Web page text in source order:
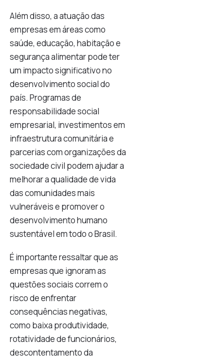
Além disso, a atuação das
empresas em áreas como
saúde, educação, habitação e
segurança alimentar pode ter
um impacto significativo no
desenvolvimento social do
país. Programas de
responsabilidade social
empresarial, investimentos em
infraestrutura comunitária e
parcerias com organizações da
sociedade civil podem ajudar a
melhorar a qualidade de vida
das comunidades mais
vulneráveis e promover o
desenvolvimento humano
sustentável em todo o Brasil.
É importante ressaltar que as
empresas que ignoram as
questões sociais correm o
risco de enfrentar
consequências negativas,
como baixa produtividade,
rotatividade de funcionários,
descontentamento da